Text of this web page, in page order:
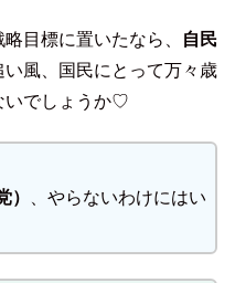
略目標に置いたなら、
自民
い風、国民にとって万々歳
いでしょうか♡
）
、やらないわけにはい